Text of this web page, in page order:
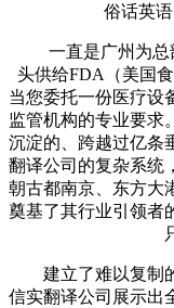
俗话英
一直是广州为总
头供给FDA（美国
当您委托一份医疗设
监管机构的专业要求
沉淀的、跨越过亿条
翻译公司的复杂系统
朝古都南京、东方大
奠基了其行业引领者
建立了难以复制的
信实翻译公司展示出